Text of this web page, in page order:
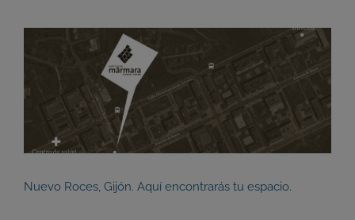
Nuevo Roces, Gijón. Aquí encontrarás tu espacio.